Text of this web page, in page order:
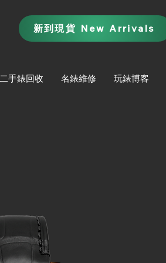
新到現貨 New Arrivals
二手錶回收 名錶維修 玩錶博客